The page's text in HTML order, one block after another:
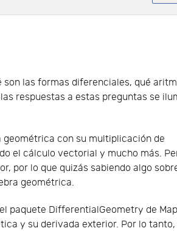
son las formas diferenciales, qué
respuestas a estas preguntas se
geométrica con su multiplicación de
el cálculo vectorial y mucho más.
por lo que quizás sabiendo algo
geométrica.
paquete DifferentialGeometry de
y su derivada exterior. Por lo tanto,